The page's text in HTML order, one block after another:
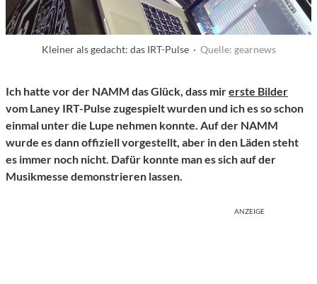
Kleiner als gedacht: das IRT-Pulse · Quelle: gearnews
Ich hatte vor der NAMM das Glück, dass mirerste Bilder
vom Laney IRT-Pulse zugespielt wurden und ich es so schon
einmal unter die Lupe nehmen konnte. Auf der NAMM
wurde es dann offiziell vorgestellt, aber in den Läden steht
es immer noch nicht. Dafür konnte man es sich auf der
Musikmesse demonstrieren lassen.
ANZEIGE